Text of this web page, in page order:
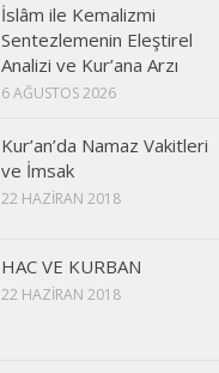
İslâm ile Kemalizmi
Sentezlemenin Eleştirel
Analizi ve Kur’ana Arzı
6 AĞUSTOS 2026
Kur’an’da Namaz Vakitleri
ve İmsak
22 HAZIRAN 2018
HAC VE KURBAN
22 HAZIRAN 2018